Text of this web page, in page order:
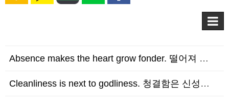
Absence makes the heart grow fonder. 떨어져 있으면 그리움이 …
Cleanliness is next to godliness. 청결함은 신성함에 가깝다.